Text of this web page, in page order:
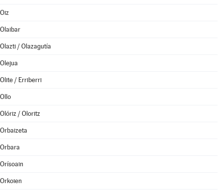
Oiz
Olaibar
Olazti / Olazagutía
Olejua
Olite / Erriberri
Ollo
Olóriz / Oloritz
Orbaizeta
Orbara
Orísoain
Orkoien